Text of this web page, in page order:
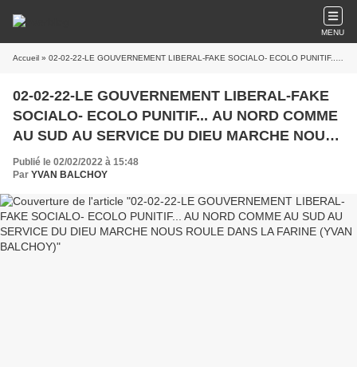
MENU
Accueil » 02-02-22-LE GOUVERNEMENT LIBERAL-FAKE SOCIALO- ECOLO PUNITIF... AU NORD COMME AU SUD AU SERVICE DU DIEU MARCHE NOUS ROULE DANS LA FARINE (YVAN BALCHOY)
02-02-22-LE GOUVERNEMENT LIBERAL-FAKE
SOCIALO- ECOLO PUNITIF... AU NORD COMME
AU SUD AU SERVICE DU DIEU MARCHE NOUS
ROULE DANS LA FARINE (YVAN BALCHOY)
Publié le 02/02/2022 à 15:48
Par YVAN BALCHOY